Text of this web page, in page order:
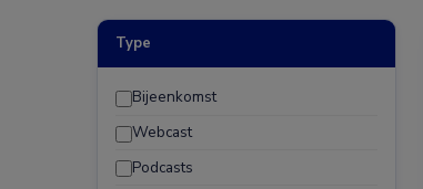
Type
Bijeenkomst
Webcast
Podcasts